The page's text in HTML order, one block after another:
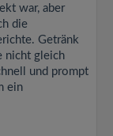
war, aber
die
Getränk
nicht gleich
und prompt
ein